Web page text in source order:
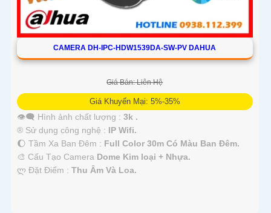
CAMERA DH-IPC-HDW1539DA-SW-PV DAHUA
Giá Bán: Liên Hệ
Giá Khuyến Mại: 5%-35%
👁️‍🗨 Hình ảnh chất lượng : 3k .
®️ Sử dụng công nghệ : IP Wifi.
🌔 Tầm Xa Ban Đêm : Full Color 30m Có Màu Ban Ðêm.
🎨 Cấu Tạo Camera Dome Kim loại + Nhựa.
️ლ Đặt Điểm : Thu Âm Và Loa.